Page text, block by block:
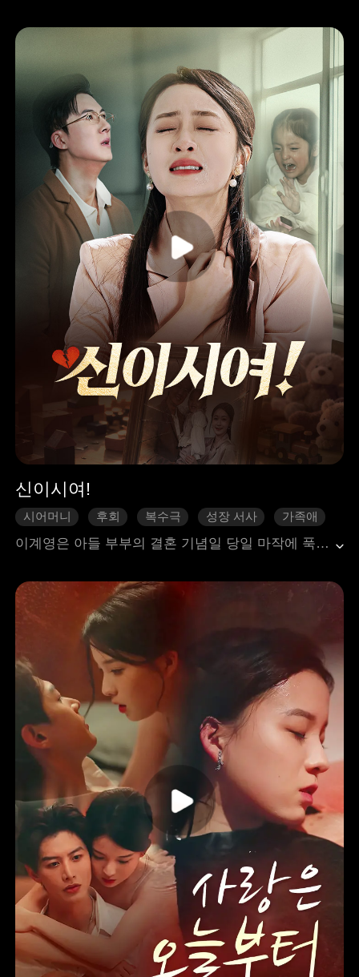
신이시여!
시어머니 후회 복수극 성장 서사 가족애
이계영은 아들 부부의 결혼 기념일 당일 마작에 푹 빠져 손녀 코코를 주방에 방치한다. 코코는 스마트워치로 엄마에게 긴급히 전화를 걸지만, 강원이 영상 통화 중 이상한 기운을 감지했을 때 이미 시계 배터리는 바닥나 버린다. 강원은 시어머니 이계영에게 연락을 시도하지만, 마작 소음에 가려지는 바람에 전화가 닿지 않고, 결국 남편 진랑에게 도움을 요청하지만 그는 전 여자친구와 즐거운 시간을 보내느라 아내의 걱정을 가볍게 무시한다. 상황은 점점 악화되고, 강원이 코코를 찾아 나섰을 때 그녀는 오래된 가스 중독으로 이미 사망해 있었다! 진랑은 장례식장에서 울고 있는 강원을 보고서야 비로소 자신의 무관심이 불러온 비극을 깨닫게 된다.